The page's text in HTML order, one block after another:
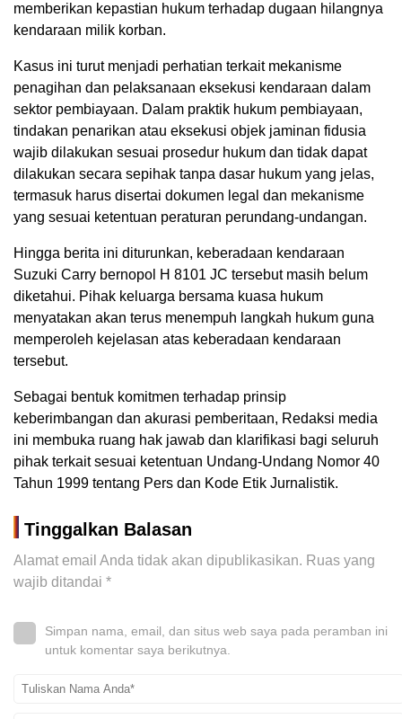
memberikan kepastian hukum terhadap dugaan hilangnya
kendaraan milik korban.
Kasus ini turut menjadi perhatian terkait mekanisme
penagihan dan pelaksanaan eksekusi kendaraan dalam
sektor pembiayaan. Dalam praktik hukum pembiayaan,
tindakan penarikan atau eksekusi objek jaminan fidusia
wajib dilakukan sesuai prosedur hukum dan tidak dapat
dilakukan secara sepihak tanpa dasar hukum yang jelas,
termasuk harus disertai dokumen legal dan mekanisme
yang sesuai ketentuan peraturan perundang-undangan.
Hingga berita ini diturunkan, keberadaan kendaraan
Suzuki Carry bernopol H 8101 JC tersebut masih belum
diketahui. Pihak keluarga bersama kuasa hukum
menyatakan akan terus menempuh langkah hukum guna
memperoleh kejelasan atas keberadaan kendaraan
tersebut.
Sebagai bentuk komitmen terhadap prinsip
keberimbangan dan akurasi pemberitaan, Redaksi media
ini membuka ruang hak jawab dan klarifikasi bagi seluruh
pihak terkait sesuai ketentuan Undang-Undang Nomor 40
Tahun 1999 tentang Pers dan Kode Etik Jurnalistik.
Tinggalkan Balasan
Alamat email Anda tidak akan dipublikasikan. Ruas yang
wajib ditandai *
Simpan nama, email, dan situs web saya pada peramban ini
untuk komentar saya berikutnya.